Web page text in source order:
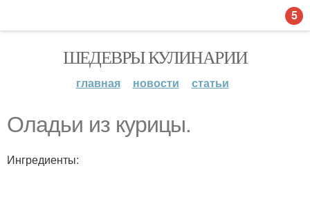
ШЕДЕВРЫ КУЛИНАРИИ
главная новости статьи
Оладьи из курицы.
Ингредиенты:
5